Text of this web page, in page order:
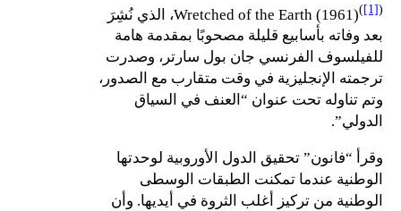
Wretched of the Earth (1961)([1])
، الذي نُشِرَ
بعد وفاته بأسابيع قليلة مصحوبًا بمقدمة هامة
للفيلسوف الفرنسي جان بول سارتر، وصدرت
ترجمته الإنجليزية في وقت متقارب مع الصدور،
وتم تناوله تحت عنوان “العنف في السياق
الدولي”.
وقرأ “فانون” تحقيق الدول الأوروبية لوحدتها
الوطنية عندما تمكنت الطبقات الوسطى
الوطنية من تركيز أغلب الثروة في أيديها. وأن